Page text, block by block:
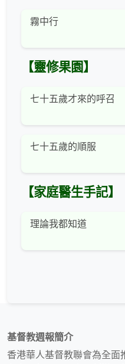
霧中行
【靈修果園】
七十五歲才來的呼召
七十五歲的順服
【家庭醫生手記】
理論我都知道
基督教週報簡介
香港華人基督教聯會為全面